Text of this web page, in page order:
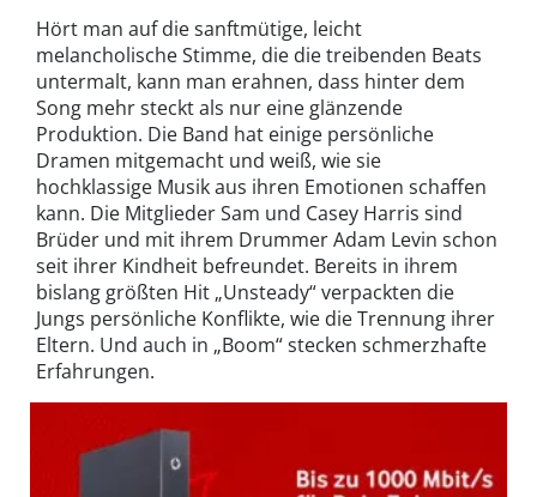
Hört man auf die sanftmütige, leicht
melancholische Stimme, die die treibenden Beats
untermalt, kann man erahnen, dass hinter dem
Song mehr steckt als nur eine glänzende
Produktion. Die Band hat einige persönliche
Dramen mitgemacht und weiß, wie sie
hochklassige Musik aus ihren Emotionen schaffen
kann. Die Mitglieder Sam und Casey Harris sind
Brüder und mit ihrem Drummer Adam Levin schon
seit ihrer Kindheit befreundet. Bereits in ihrem
bislang größten Hit „Unsteady“ verpackten die
Jungs persönliche Konflikte, wie die Trennung ihrer
Eltern. Und auch in „Boom“ stecken schmerzhafte
Erfahrungen.